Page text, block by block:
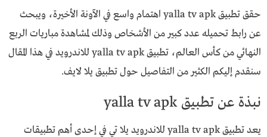
حقق تطبيق yalla tv apk اهتمام واسع في الآونة الأخيرة، ويبحث
عن رابط تحميله عدد كبير من الأشخاص وذلك لمشاهدة مباريات الربع
النهائي من كأس العالم، تطبيق yalla tv apk للاندرويد في هذا المقال
سنقدم إليكم الكثير من التفاصيل حول تطبيق يلا لايف.
نبذة عن تطبيق yalla tv apk
يعد تطبيق yalla tv apk للاندرويد يلا تي في إحدى أهم تطبيقات